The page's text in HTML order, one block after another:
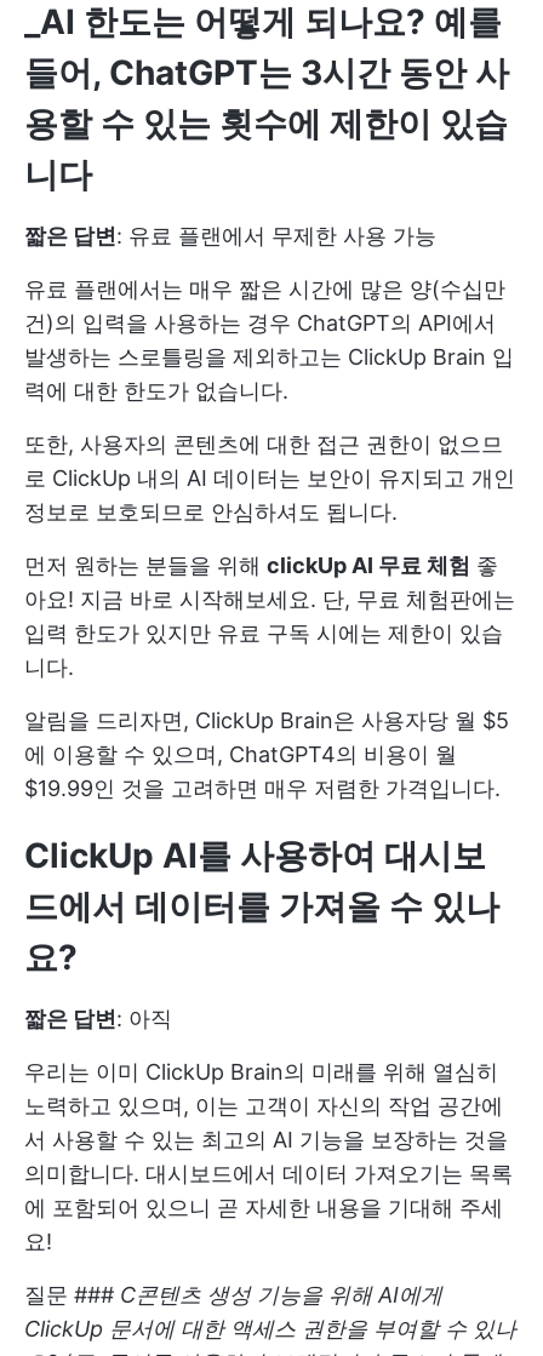
_AI 한도는 어떻게 되나요? 예를
들어, ChatGPT는 3시간 동안 사
용할 수 있는 횟수에 제한이 있습
니다
짧은 답변: 유료 플랜에서 무제한 사용 가능
유료 플랜에서는 매우 짧은 시간에 많은 양(수십만
건)의 입력을 사용하는 경우 ChatGPT의 API에서
발생하는 스로틀링을 제외하고는 ClickUp Brain 입
력에 대한 한도가 없습니다.
또한, 사용자의 콘텐츠에 대한 접근 권한이 없으므
로 ClickUp 내의 AI 데이터는 보안이 유지되고 개인
정보로 보호되므로 안심하셔도 됩니다.
먼저 원하는 분들을 위해 clickUp AI 무료 체험 좋
아요! 지금 바로 시작해보세요. 단, 무료 체험판에는
입력 한도가 있지만 유료 구독 시에는 제한이 있습
니다.
알림을 드리자면, ClickUp Brain은 사용자당 월 $5
에 이용할 수 있으며, ChatGPT4의 비용이 월
$19.99인 것을 고려하면 매우 저렴한 가격입니다.
ClickUp AI를 사용하여 대시보
드에서 데이터를 가져올 수 있나
요?
짧은 답변: 아직
우리는 이미 ClickUp Brain의 미래를 위해 열심히
노력하고 있으며, 이는 고객이 자신의 작업 공간에
서 사용할 수 있는 최고의 AI 기능을 보장하는 것을
의미합니다. 대시보드에서 데이터 가져오기는 목록
에 포함되어 있으니 곧 자세한 내용을 기대해 주세
요!
질문 ### C콘텐츠 생성 기능을 위해 AI에게
ClickUp 문서에 대한 액세스 권한을 부여할 수 있나